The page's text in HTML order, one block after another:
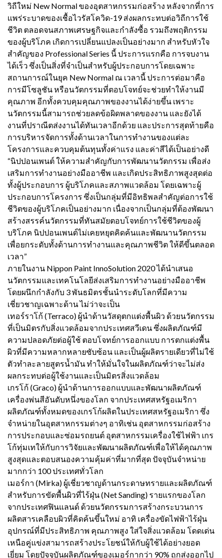
วิถีใหม่ New Normal ของอุตสาหกรรมก่อสร้าง หลังจากที่การ
แพร่ระบาดของเชื้อไวรัสโควิด-19 ส่งผลกระทบต่อวิถีการใช้
ชีวิต ตลอดจนสภาพเศรษฐกิจและกำลังซื้อ รวมถึงพฤติกรรม
ของผู้บริโภค เกิดการเปลี่ยนแปลงเป็นอย่างมาก สำหรับหัวใจ
สำคัญของ Professional Series นี้ ประการแรกคือ การจบงาน
ได้เร็ว ซึ่งเป็นสิ่งที่จำเป็นสำหรับผู้ประกอบการโดยเฉพาะ
สถานการณ์ในยุค New Normal ณ เวลานี้ ประการต่อมาคือ
การมีโซลูชัน หรือนวัตกรรมที่ตอบโจทย์จะช่วยทำให้งานมี
คุณภาพ อีกทั้งควบคุมคุณภาพของงานได้ง่ายขึ้น เพราะ
นวัตกรรมนี้สามารถช่วยลดข้อผิดพลาดของงาน และยังได้
งานที่ปราณีตส่งงานได้ทันเวลาอีกด้วย และประการสุดท้ายคือ
การบริหารจัดการทั้งด้านเวลาในการทำงานของแต่ละ
โครงการและควบคุมต้นทุนทั้งค่าแรง และค่าสีได้เป็นอย่างดี
“นิปปอนเพนต์ ให้ความสำคัญกับการพัฒนานวัตกรรม เพื่อส่ง
เสริมการทำงานอย่างมืออาชีพ และเกิดประสิทธิภาพสูงสุดต่อ
ทั้งผู้ประกอบการ ผู้บริโภคและสภาพแวดล้อม โดยเฉพาะผู้
ประกอบการโครงการ ซึ่งเป็นกลุ่มที่มีอิทธิพลสำคัญต่อการใช้
ชีวิตของผู้บริโภคเป็นอย่างมาก เนื่องจากเป็นกลุ่มที่ต้องพัฒนา
สร้างสรรค์นวัตกรรมที่ทันสมัยตอบโจทย์การใช้ชีวิตของผู้
บริโภค นิปปอนเพนต์ไม่เคยหยุดคิดค้นและพัฒนานวัตกรรม
เพื่อยกระดับทั้งด้านการทำงานและคุณภาพชีวิต ให้ดีขึ้นตลอด
เวลา”
ภายในงาน Nippon Paint InnoSolution 2020 ได้นำเสนอ
นวัตกรรมและเทคโนโลยีส่งเสริมการทำงานอย่างมืออาชีพ
โดยผนึกกำลังกับ 3 พันธมิตรชั้นนำระดับโลกที่มีความ
เชี่ยวชาญเฉพาะด้าน ไม่ว่าจะเป็น
เทอร์ราโก้ (Terraco) ผู้นำด้านวัสดุตกแต่งพื้นผิว ด้วยนวัตกรรม
ที่เป็นมิตรกับสิ่งแวดล้อมจากประเทศสวีเดน ซึ่งผลิตภัณฑ์มี
ความปลอดภัยต่อผู้ใช้ ตอบโจทย์การออกแบบ การตกแต่งพื้น
ผิวที่มีความหลากหลายซับซ้อน และเป็นผู้ผลิตรายเดียวที่ไม่ใช้
ตัวทำละลายสูตรน้ำมัน ทำให้มั่นใจในผลิตภัณฑ์ว่าจะไม่ส่ง
ผลกระทบต่อผู้ใช้งานและเป็นมิตรสิ่งแวดล้อม
เกรโก้ (Graco) ผู้นำด้านการออกแบบและพัฒนาผลิตภัณฑ์
เครื่องพ่นสีอันดับหนึ่งของโลก จากประเทศสหรัฐอเมริกา
ผลิตภัณฑ์ทั้งหมดของเกรโก้ผลิตในประเทศสหรัฐอเมริกา ซึ่ง
จำหน่ายในอุตสาหกรรมต่างๆ อาทิเช่น อุตสาหกรรมก่อสร้าง
การประกอบและซ่อมรถยนต์ อุตสาหกรรมเครื่องใช้ไฟฟ้า เกร
โก้ทุ่มเทให้กับการวิจัยและพัฒนาผลิตภัณฑ์เพื่อให้ได้คุณภาพ
สูงสุดและตอบสนองความคุ้มค่าที่มากที่สุด ปัจจุบันจำหน่าย
มากกว่า 100 ประเทศทั่วโลก
เมอร์กา (Mirka) ผู้เชี่ยวชาญด้านกระดาษทรายและผลิตภัณฑ์
สำหรับการขัดพื้นผิวที่ไร้ฝุ่น (Net Sanding) รายแรกของโลก
จากประเทศฟินแลนด์ ด้วยนวัตกรรมการสร้างกระบวนการ
ผลิตสารเคลือบผิวที่คิดค้นขึ้นใหม่ อาทิ เครื่องขัดไฟฟ้าไร้ฝุ่น
อุปกรณ์ที่มีประสิทธิภาพ คุณภาพสูง ใส่ใจสิ่งแวดล้อม โดดเด่น
เหนือคู่แข่งสามารถสร้างประโยชน์ให้กับผู้ใช้ได้อย่างยอด
เยี่ยม โดยปัจจุบันผลิตภัณฑ์ของเมอร์กากว่า 90% ถูกส่งออกไป